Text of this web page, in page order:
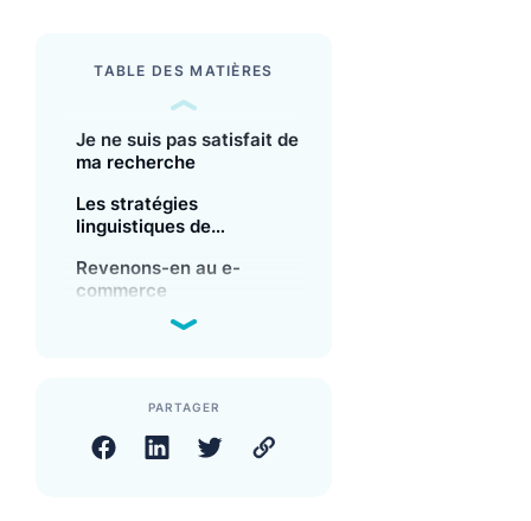
TABLE DES MATIÈRES
Je ne suis pas satisfait de
ma recherche
Les stratégies
linguistiques de
dans la traduction
Revenons-en au e-
commerce
PARTAGER